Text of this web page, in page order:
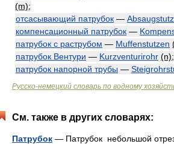
(m);
отсасывающий патрубок —
компенсационный патрубок —
патрубок с раструбом — Muffenstutzen
патрубок Вентури — Kurzventurirohr (n);
патрубок напорной трубы —
Русско-немецкий словарь по водному
См. также в других словарях:
Патрубок — Патрубок небольшой